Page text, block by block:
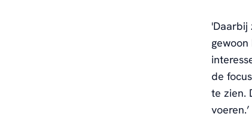
'Daarbij
de
te zien.
voeren.’